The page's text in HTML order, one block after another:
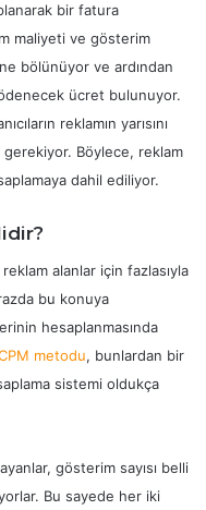
bir fatura
maliyeti ve gösterim
bölünüyor ve ardından
ücret bulunuyor.
reklamın yarısını
gerekiyor. Böylece, reklam
dahil ediliyor.
alanlar için fazlasıyla
bu konuya
hesaplanmasında
metodu, bunlardan bir
sistemi oldukça
gösterim sayısı belli
Bu sayede her iki